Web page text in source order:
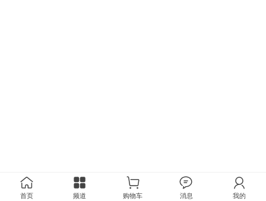
首页 频道 购物车 消息 我的